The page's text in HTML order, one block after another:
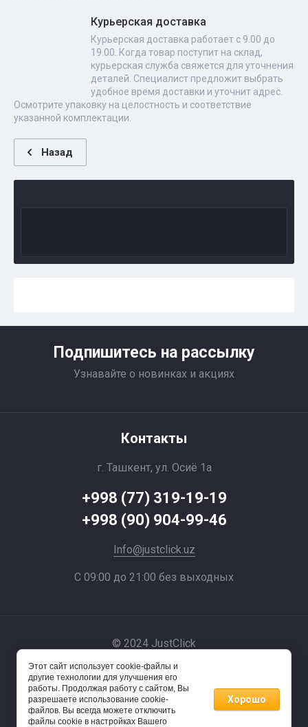
Курьерская доставка
Курьерская доставка работает с 9.00 до
19.00. Когда товар поступит на склад,
курьерская служба свяжется для уточнения
деталей. Специалист предложит выбрать
удобное время доставки и уточнит адрес.
Осмотрите упаковку на целостность и соответствие
указанной комплектации.
Назад
Подпишитесь на рассылку
Узнавайте о новинках и акциях
Контакты
г. Ташкент, ул. Осиё 1a
+998 (77) 319-19-19
+998 (90) 904-99-46
Info@justclick.uz
С 09:00 до 21:00 без выходных
© 2024 JustClick
Powered by
Этот сайт использует cookie-файлы и
другие технологии для улучшения его
работы. Продолжая работу с сайтом, Вы
разрешаете использование cookie-
файлов. Вы всегда можете отключить
файлы cookie в настройках Вашего
Хорошо